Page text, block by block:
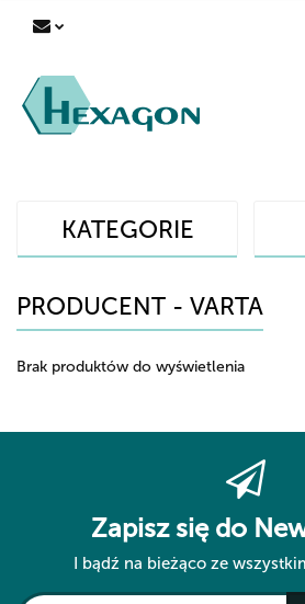
KATEGORIE
PRODUCENT - VARTA
Brak produktów do wyświetlenia
Zapisz się do
I bądź na bieżąco ze